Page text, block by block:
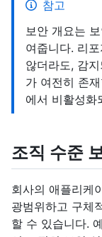
참고
보안 개요는
여줍니다. 리
않더라도, 감
가 여전히 존
에서 비활성화
조직 수준
회사의 애플리케
광범위하고 구체
할 수 있습니다.